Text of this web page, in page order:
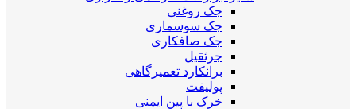
جک روغنی
جک سوسماری
جک صافکاری
جرثقیل
برانکارد تعمیرگاهی
پولیفت
خرک با پین ایمنی